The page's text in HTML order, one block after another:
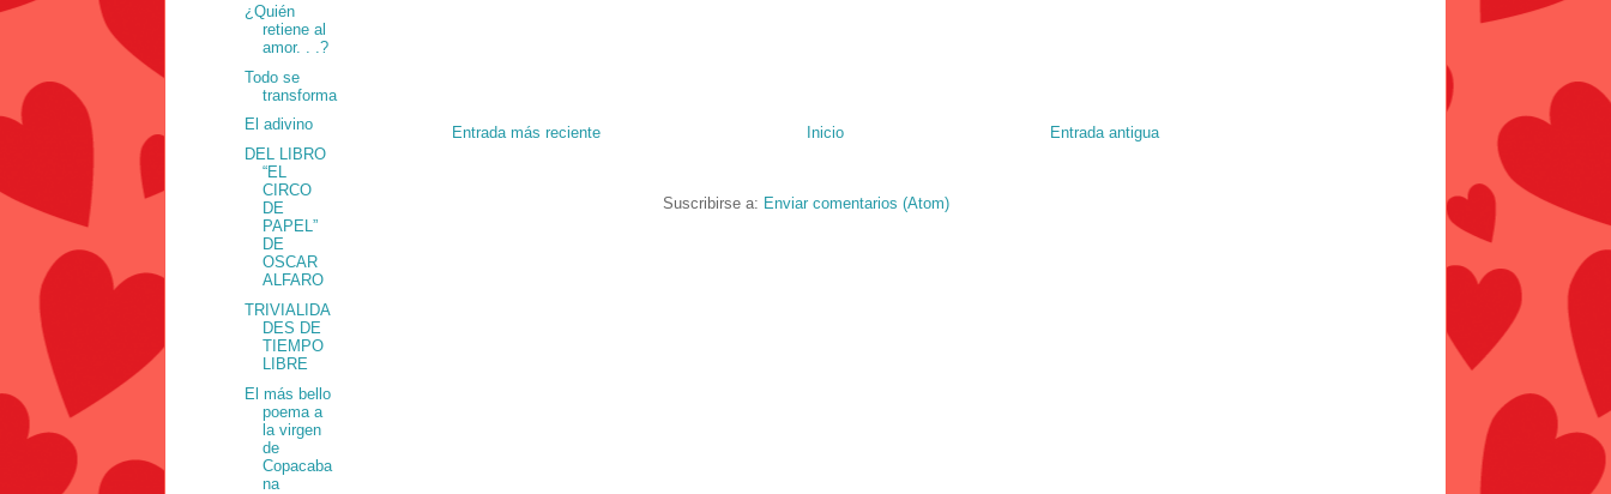
Entrada más reciente Entrada antigua
Inicio
Suscribirse a: Enviar comentarios (Atom)
¿Quién
retiene al
amor. . .?
Todo se
transforma
El adivino
DEL LIBRO
“EL
CIRCO
DE
PAPEL”
DE
OSCAR
ALFARO
TRIVIALIDA
DES DE
TIEMPO
LIBRE
El más bello
poema a
la virgen
de
Copacaba
na